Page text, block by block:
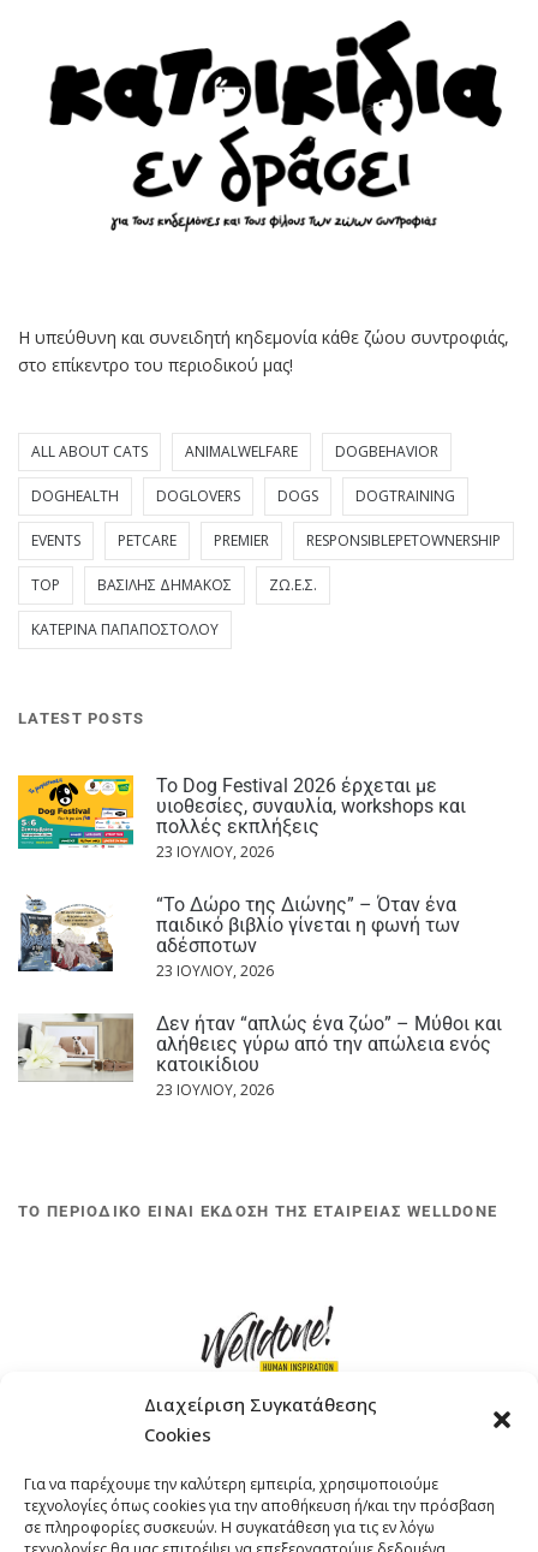
Διαχείριση Συγκατάθεσης
Cookies
Για να παρέχουμε την καλύτερη εμπειρία, χρησιμοποιούμε
τεχνολογίες όπως cookies για την αποθήκευση ή/και την πρόσβαση
σε πληροφορίες συσκευών. Η συγκατάθεση για τις εν λόγω
Η υπεύθυνη και συνειδητή κηδεμονία κάθε ζώου συντροφιάς,
στο επίκεντρο του περιοδικού μας!
ALL ABOUT CATS ANIMALWELFARE DOGBEHAVIOR
DOGHEALTH DOGLOVERS DOGS DOGTRAINING
EVENTS PETCARE PREMIER RESPONSIBLEPETOWNERSHIP
TOP ΒΑΣΊΛΗΣ ΔΗΜΆΚΟΣ ΖΩ.Ε.Σ.
ΚΑΤΕΡΊΝΑ ΠΑΠΑΠΟΣΤΌΛΟΥ
LATEST POSTS
Το Dog Festival 2026 έρχεται με
υιοθεσίες, συναυλία, workshops και
πολλές εκπλήξεις
23 ΙΟΥΛΊΟΥ, 2026
“Το Δώρο της Διώνης” – Όταν ένα
παιδικό βιβλίο γίνεται η φωνή των
αδέσποτων
23 ΙΟΥΛΊΟΥ, 2026
Δεν ήταν “απλώς ένα ζώο” – Μύθοι και
αλήθειες γύρω από την απώλεια ενός
κατοικίδιου
23 ΙΟΥΛΊΟΥ, 2026
ΤΟ ΠΕΡΙΟΔΙΚΟ ΕΙΝΑΙ ΕΚΔΟΣΗ ΤΗΣ ΕΤΑΙΡΕΙΑΣ WELLDONE
ΤΗΛΕΦΩΝΟ: +30 211 4021758
EMAIL:info@welldone.com.gr